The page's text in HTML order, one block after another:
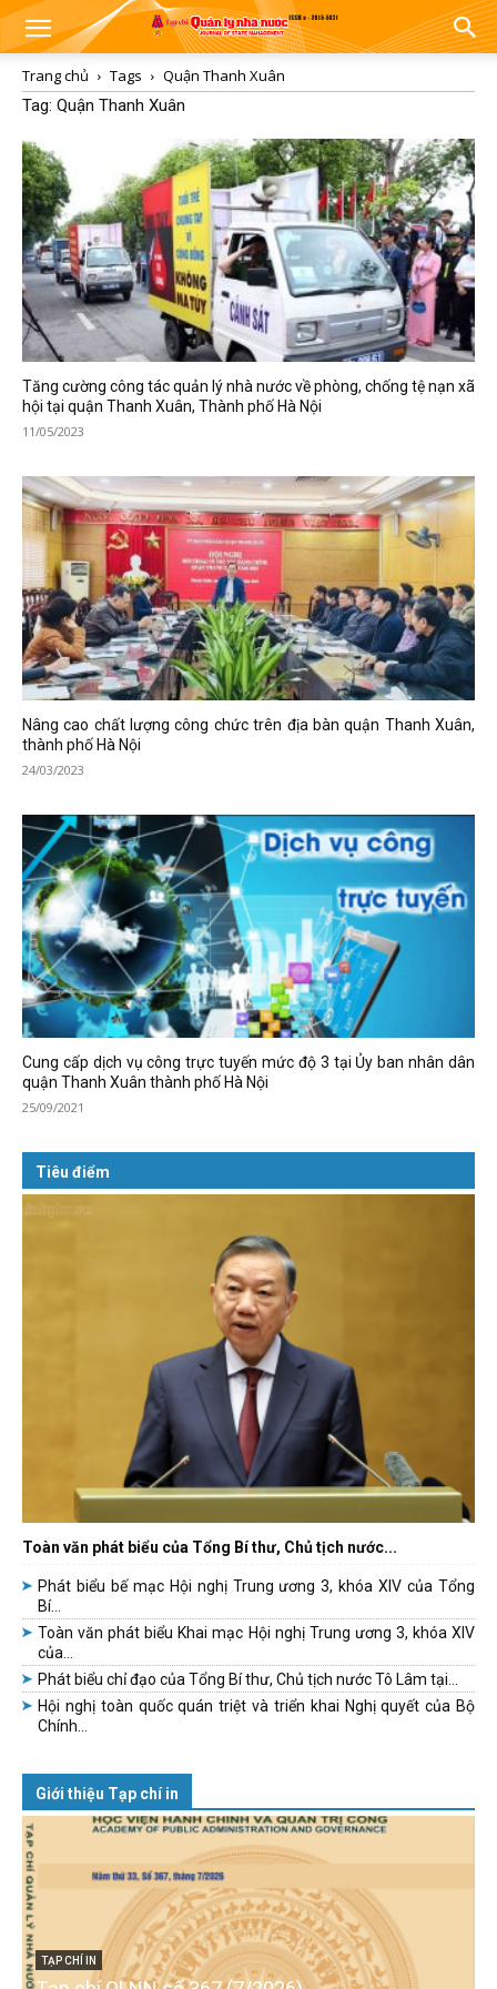
Trang chủ Tags
Quận Thanh Xuân
Tag: Quận Thanh Xuân
Tăng cường công tác quản lý nhà nước về phòng, chống tệ nạn xã
hội tại quận Thanh Xuân, Thành phố Hà Nội
11/05/2023
Nâng cao chất lượng công chức trên địa bàn quận Thanh Xuân,
thành phố Hà Nội
24/03/2023
Cung cấp dịch vụ công trực tuyến mức độ 3 tại Ủy ban nhân dân
quận Thanh Xuân thành phố Hà Nội
25/09/2021
Tiêu điểm
Toàn văn phát biểu của Tổng Bí thư, Chủ tịch nước...
Phát biểu bế mạc Hội nghị Trung ương 3, khóa XIV của Tổng
Bí...
Toàn văn phát biểu Khai mạc Hội nghị Trung ương 3, khóa XIV
của...
Phát biểu chỉ đạo của Tổng Bí thư, Chủ tịch nước Tô Lâm tại...
Hội nghị toàn quốc quán triệt và triển khai Nghị quyết của Bộ
Chính...
Giới thiệu Tạp chí in
TẠP CHÍ IN